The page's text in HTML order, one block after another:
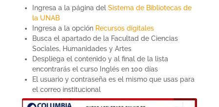
Ingresa a la página del Sistema de Bibliotecas de
la UNAB
Ingresa a la opción Recursos digitales
Busca el apartado de la Facultad de Ciencias
Sociales, Humanidades y Artes
Despliega el contenido y al final de la lista
encontrarás el curso Inglés en 100 días
El usuario y contraseña es el mismo que usas para
el correo institucional